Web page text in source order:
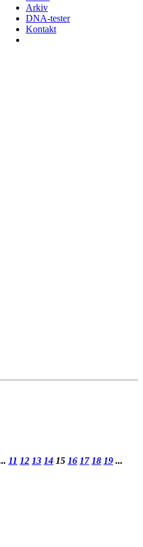
Arkiv
DNA-tester
Kontakt
11 12 13 14 15 16 17 18 19 ...